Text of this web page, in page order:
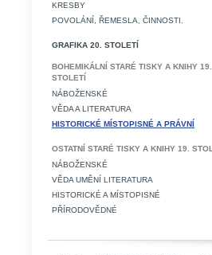
KRESBY
POVOLÁNÍ, ŘEMESLA, ČINNOSTI.
GRAFIKA 20. STOLETÍ
BOHEMIKÁLNÍ STARÉ TISKY A KNIHY 19.
STOLETÍ
NÁBOŽENSKÉ
VĚDA A LITERATURA
HISTORICKÉ MÍSTOPISNÉ A PRÁVNÍ
OSTATNÍ STARÉ TISKY A KNIHY 19. STOL
NÁBOŽENSKÉ
VĚDA UMĚNÍ LITERATURA
HISTORICKÉ A MÍSTOPISNÉ
PŘÍRODOVĚDNÉ